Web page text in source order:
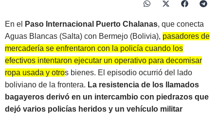
En el Paso Internacional Puerto Chalanas, que conecta
Aguas Blancas (Salta) con Bermejo (Bolivia), pasadores de
mercadería se enfrentaron con la policía cuando los
efectivos intentaron ejecutar un operativo para decomisar
ropa usada y otros bienes. El episodio ocurrió del lado
boliviano de la frontera. La resistencia de los llamados
bagayeros derivó en un intercambio con piedrazos que
dejó varios policías heridos y un vehículo militar